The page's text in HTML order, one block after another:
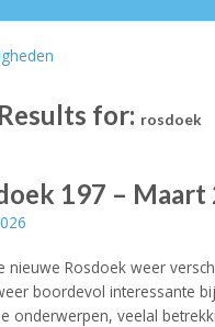
for: rosdoek
197 – Maart
nieuwe Rosdoek weer
boordevol interessante
onderwerpen, veelal